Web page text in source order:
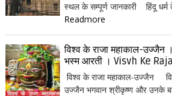
स्थल के सम्पूर्ण जानकारी हिंदू धर्म
Readmore
विश्व के राजा महाकाल-उज्जैन
भस्म आरती । Visvh Ke
विश्व के राजा महाकाल-उज्जैन
उज्जैन भगवान श्रीकृष्ण और उनके